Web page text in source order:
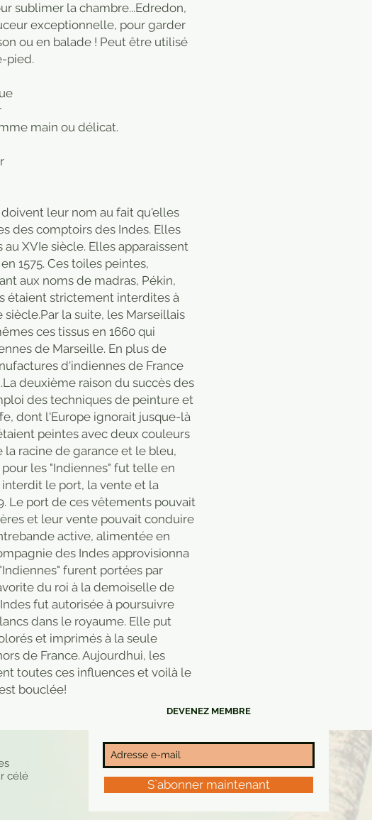
sublimer la chambre...⁠Edredon,
exceptionnelle, pour garder
ou en balade ! Peut être utilisé
pied.
main ou délicat.
leur nom au fait qu'elles
des comptoirs des Indes. Elles
XVIe siècle. Elles apparaissent
1575. Ces toiles peintes,
aux noms de madras, Pékin,
étaient strictement interdites à
la suite, les Marseillais
ces tissus en 1660 qui
de Marseille. En plus de
d'indiennes de France
deuxième raison du succès des
des techniques de peinture et
dont l'Europe ignorait jusque-là
peintes avec deux couleurs
racine de garance et le bleu,
les "Indiennes" fut telle en
le port, la vente et la
Le port de ces vêtements pouvait
et leur vente pouvait conduire
active, alimentée en
des Indes approvisionna
furent portées par
du roi à la demoiselle de
fut autorisée à poursuivre
dans le royaume. Elle put
et imprimés à la seule
de France. Aujourdhui, les
toutes ces influences et voilà le
bouclée!
DEVENEZ MEMBRE
célé
S`abonner maintenant